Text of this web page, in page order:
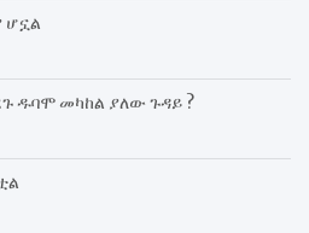
ሆኗል
ዱባሞ መካከል ያለው ጉዳይ ?